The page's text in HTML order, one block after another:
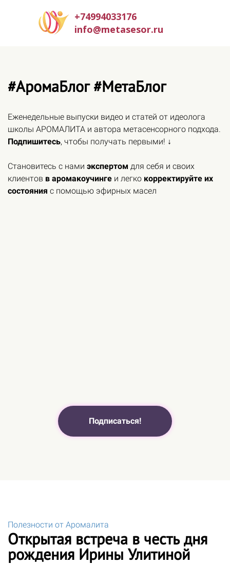
+74994033176
info@metasesor.ru
#АромаБлог #МетаБлог
Еженедельные выпуски видео и статей от идеолога
школы АРОМАЛИТА и автора метасенсорного подхода.
Подпишитесь, чтобы получать первыми! ↓
Становитесь с нами экспертом для себя и своих
клиентов в аромакоучинге и легко корректируйте их
состояния с помощью эфирных масел
Подписаться!
Полезности от Аромалита
Открытая встреча в честь дня
рождения Ирины Улитиной